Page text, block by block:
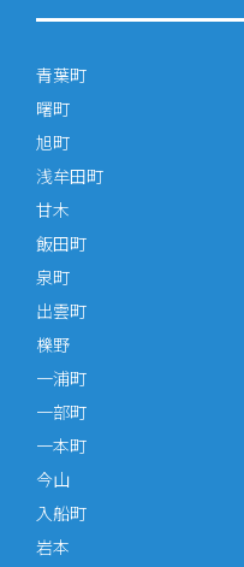
青葉町
曙町
旭町
浅牟田町
甘木
飯田町
泉町
出雲町
櫟野
一浦町
一部町
一本町
今山
入船町
岩本